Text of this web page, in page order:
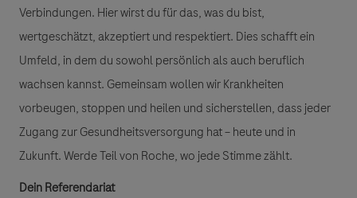
Verbindungen. Hier wirst du für das, was du bist,
wertgeschätzt, akzeptiert und respektiert. Dies schafft ein
Umfeld, in dem du sowohl persönlich als auch beruflich
wachsen kannst. Gemeinsam wollen wir Krankheiten
vorbeugen, stoppen und heilen und sicherstellen, dass jeder
Zugang zur Gesundheitsversorgung hat – heute und in
Zukunft. Werde Teil von Roche, wo jede Stimme zählt.
Dein Referendariat